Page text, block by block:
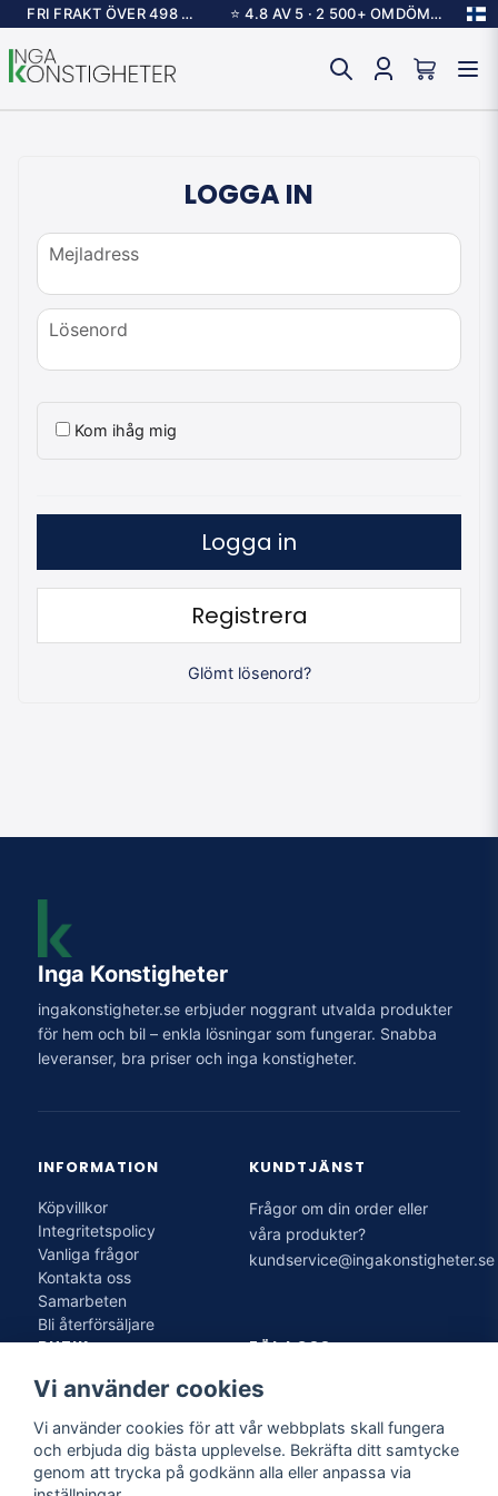
FRI FRAKT ÖVER 498 KR ⭐ 4.8 AV 5 · 2 500+ OMDÖMEN
LOGGA IN
Mejladress
Mejladress
Lösenord
Lösenord
Kom ihåg mig
Logga in
Registrera
Glömt lösenord?
Inga Konstigheter
ingakonstigheter.se erbjuder noggrant utvalda produkter
för hem och bil – enkla lösningar som fungerar. Snabba
leveranser, bra priser och inga konstigheter.
INFORMATION
Köpvillkor
Integritetspolicy
Vanliga frågor
Kontakta oss
Samarbeten
Bli återförsäljare
KUNDTJÄNST
Frågor om din order eller
våra produkter?
kundservice@ingakonstigheter.se
BUTIK
IK Solution AB
136 50 Jordbro
Öppettider
FÖLJ OSS
Vi använder cookies
Vi använder cookies för att vår webbplats skall fungera
och erbjuda dig bästa upplevelse. Bekräfta ditt samtycke
genom att trycka på godkänn alla eller anpassa via